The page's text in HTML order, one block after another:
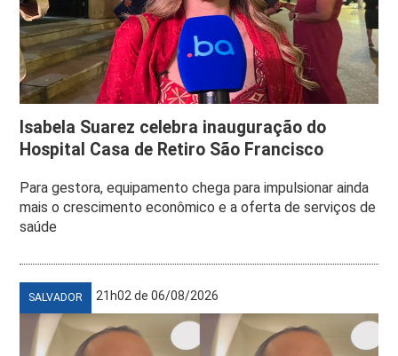
Isabela Suarez celebra inauguração do
Hospital Casa de Retiro São Francisco
Para gestora, equipamento chega para impulsionar ainda
mais o crescimento econômico e a oferta de serviços de
saúde
SALVADOR 21h02 de 06/08/2026